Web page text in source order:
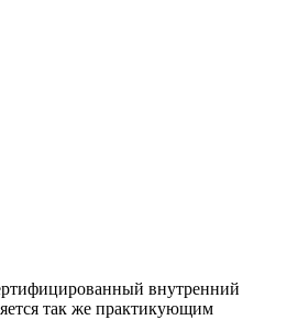
внутренний
так же практикующим